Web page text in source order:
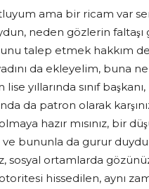
ama bir ricam var
neden gözlerin faltaşı
talep etmek hakkım
da ekleyelim, buna
yıllarında sınıf
da patron olarak
hazır mısınız, bir
bununla da gurur
sosyal ortamlarda
otoritesi hissedilen, aynı